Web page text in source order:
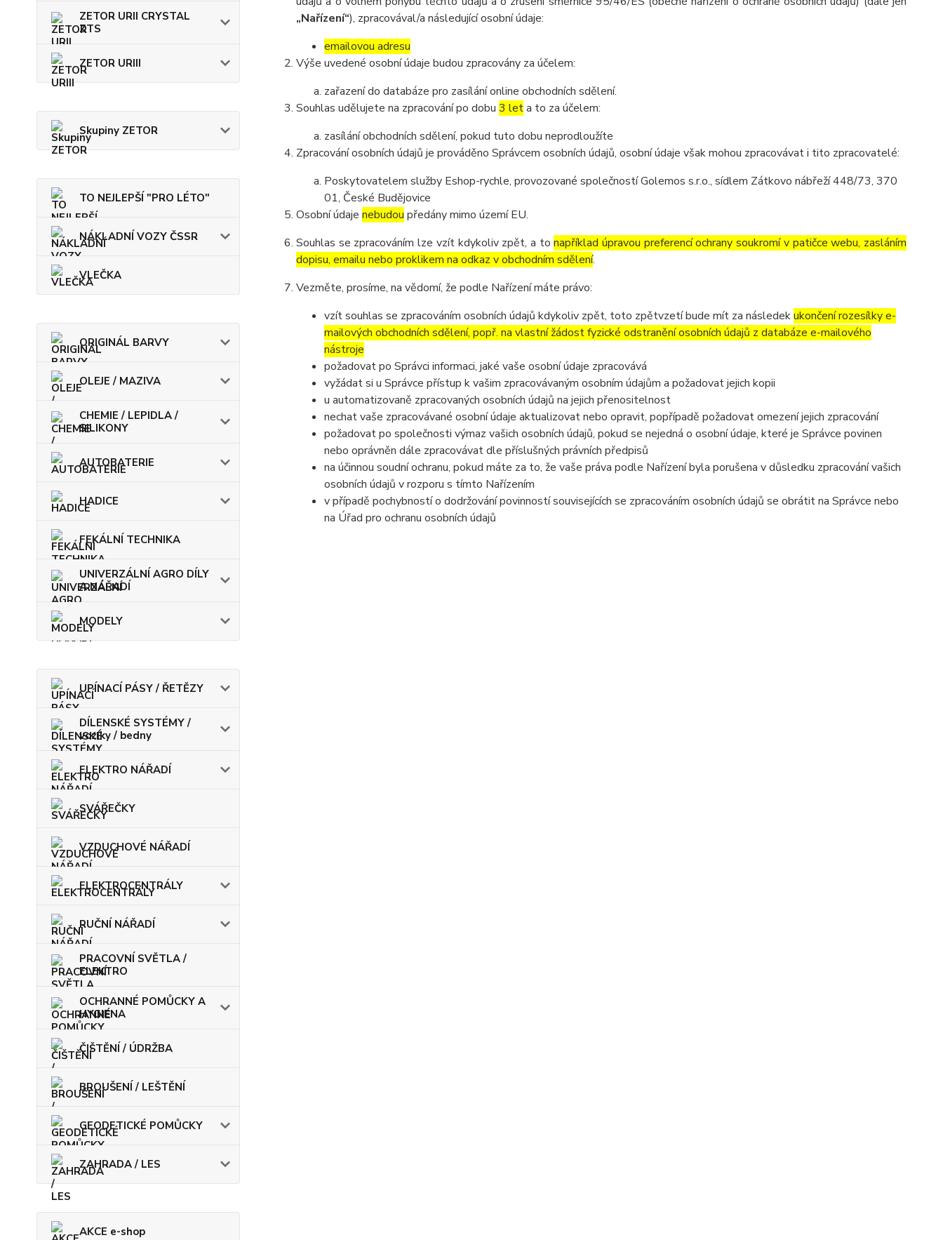
ZETOR URII CRYSTAL
ZTS
ZETOR URIII
Skupiny ZETOR
TO NEJLEPŠÍ "PRO LÉTO"
NÁKLADNÍ VOZY ČSSR
VLEČKA
ORIGINÁL BARVY
OLEJE / MAZIVA
CHEMIE / LEPIDLA /
SILIKONY
AUTOBATERIE
HADICE
FEKÁLNÍ TECHNIKA
UNIVERZÁLNÍ AGRO DÍLY
A NÁŘADÍ
MODELY
UPÍNACÍ PÁSY / ŘETĚZY
DÍLENSKÉ SYSTÉMY /
vozíky / bedny
ELEKTRO NÁŘADÍ
SVÁŘEČKY
VZDUCHOVÉ NÁŘADÍ
ELEKTROCENTRÁLY
RUČNÍ NÁŘADÍ
PRACOVNÍ SVĚTLA /
ELEKTRO
OCHRANNÉ POMŮCKY A
HYGIENA
ČIŠTĚNÍ / ÚDRŽBA
BROUŠENÍ / LEŠTĚNÍ
GEODETICKÉ POMŮCKY
ZAHRADA / LES
AKCE e-shop
„Nařízení“), zpracovával/a následující osobní údaje:
emailovou adresu
Výše uvedené osobní údaje budou zpracovány za účelem:
zařazení do databáze pro zasílání online obchodních sdělení.
Souhlas udělujete na zpracování po dobu 3 leta to za účelem:
zasílání obchodních sdělení, pokud tuto dobu neprodloužíte
Zpracování osobních údajů je prováděno Správcem osobních údajů, osobní údaje však mohou zpracovávat i tito zpracovatelé:
Poskytovatelem služby Eshop-rychle, provozované společností Golemos s.r.o., sídlem Zátkovo nábřeží 448/73, 370
01, České Budějovice
Osobní údaje nebudou předány mimo území EU.
Souhlas se zpracováním lze vzít kdykoliv zpět, a tonapříklad úpravou preferencí ochrany soukromí v patičce webu, zasláním
dopisu, emailu nebo proklikem na odkaz v obchodním sdělení.
Vezměte, prosíme, na vědomí, že podle Nařízení máte právo:
vzít souhlas se zpracováním osobních údajů kdykoliv zpět, toto zpětvzetí bude mít za následekukončení rozesílky e-
mailových obchodních sdělení, popř. na vlastní žádost fyzické odstranění osobních údajů z databáze e-mailového
nástroje
požadovat po Správci informaci, jaké vaše osobní údaje zpracovává
vyžádat si u Správce přístup k vašim zpracovávaným osobním údajům a požadovat jejich kopii
u automatizovaně zpracovaných osobních údajů na jejich přenositelnost
nechat vaše zpracovávané osobní údaje aktualizovat nebo opravit, popřípadě požadovat omezení jejich zpracování
požadovat po společnosti výmaz vašich osobních údajů, pokud se nejedná o osobní údaje, které je Správce povinen
nebo oprávněn dále zpracovávat dle příslušných právních předpisů
na účinnou soudní ochranu, pokud máte za to, že vaše práva podle Nařízení byla porušena v důsledku zpracování vašich
osobních údajů v rozporu s tímto Nařízením
v případě pochybností o dodržování povinností souvisejících se zpracováním osobních údajů se obrátit na Správce nebo
na Úřad pro ochranu osobních údajů